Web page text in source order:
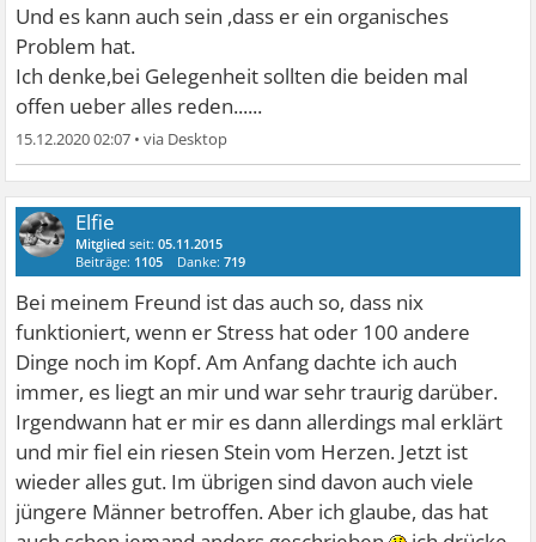
Und es kann auch sein ,dass er ein organisches
Problem hat.
Ich denke,bei Gelegenheit sollten die beiden mal
offen ueber alles reden......
15.12.2020 02:07 •
Elfie
Mitglied seit:05.11.2015
Beiträge: 1105 Danke:719
Bei meinem Freund ist das auch so, dass nix
funktioniert, wenn er Stress hat oder 100 andere
Dinge noch im Kopf. Am Anfang dachte ich auch
immer, es liegt an mir und war sehr traurig darüber.
Irgendwann hat er mir es dann allerdings mal erklärt
und mir fiel ein riesen Stein vom Herzen. Jetzt ist
wieder alles gut. Im übrigen sind davon auch viele
jüngere Männer betroffen. Aber ich glaube, das hat